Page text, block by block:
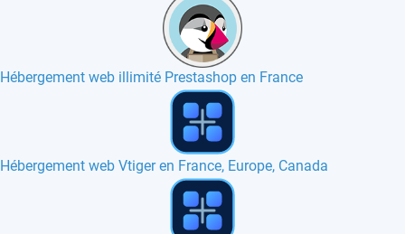
Hébergement web illimité Prestashop en France
Hébergement web SSD en France, Canada